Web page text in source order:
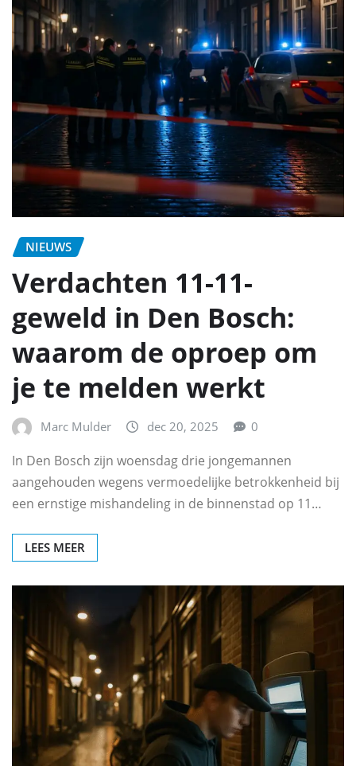
NIEUWS
Verdachten 11-11-
geweld in Den Bosch:
waarom de oproep om
je te melden werkt
Marc Mulder dec 20, 2025 0
In Den Bosch zijn woensdag drie jongemannen
aangehouden wegens vermoedelijke betrokkenheid bij
een ernstige mishandeling in de binnenstad op 11…
LEES MEER